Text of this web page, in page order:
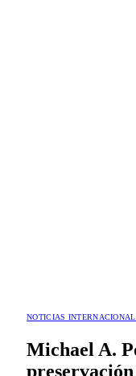
NOTICIAS
Michael A.